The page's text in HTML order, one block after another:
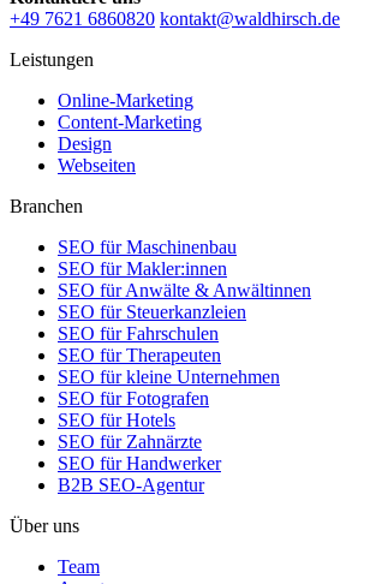
+49 7621 6860820 kontakt@waldhirsch.de
Leistungen
Online-Marketing
Content-Marketing
Design
Webseiten
Branchen
SEO für Maschinenbau
SEO für Makler:innen
SEO für Anwälte & Anwältinnen
SEO für Steuerkanzleien
SEO für Fahrschulen
SEO für Therapeuten
SEO für kleine Unternehmen
SEO für Fotografen
SEO für Hotels
SEO für Zahnärzte
SEO für Handwerker
B2B SEO-Agentur
Über uns
Team